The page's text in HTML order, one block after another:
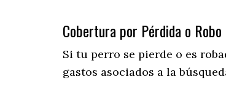
Cobertura por Pérdida o Robo
Si tu perro se pierde o es
gastos asociados a la